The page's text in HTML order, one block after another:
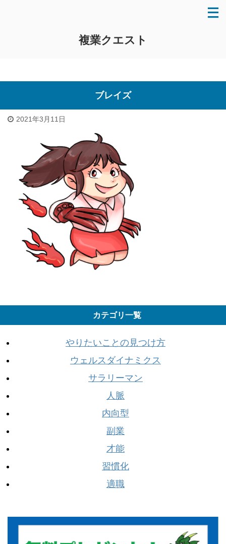
複業クエスト
ブレイズ
2021年3月11日
カテゴリ一覧
やりたいことの見つけ方
ウェルスダイナミクス
サラリーマン
人脈
内向型
副業
才能
習慣化
適職